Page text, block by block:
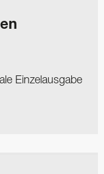
Einzelausgabe